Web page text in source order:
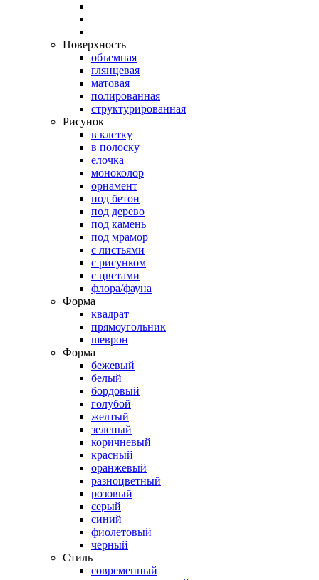
Поверхность
объемная
глянцевая
матовая
полированная
структурированная
Рисунок
в клетку
в полоску
елочка
моноколор
орнамент
под бетон
под дерево
под камень
под мрамор
с листьями
с рисунком
с цветами
флора/фауна
Форма
квадрат
прямоугольник
шеврон
Форма
бежевый
белый
бордовый
голубой
желтый
зеленый
коричневый
красный
оранжевый
разноцветный
розовый
серый
синий
фиолетовый
черный
Стиль
современный